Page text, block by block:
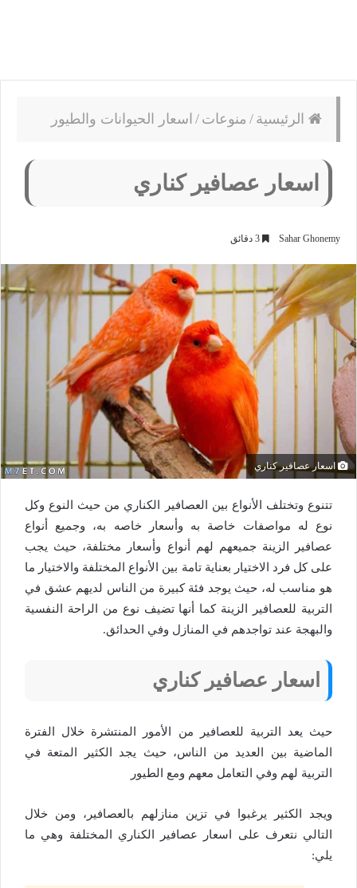
الرئيسية / منوعات / اسعار الحيوانات والطيور
اسعار عصافير كناري
Sahar Ghonemy
اسعار عصافير كناري
تتنوع وتختلف الأنواع بين العصافير الكناري من حيث النوع وكل
نوع له مواصفات خاصة به وأسعار خاصه به، وجميع أنواع
عصافير الزينة جميعهم لهم أنواع وأسعار مختلفة، حيث يجب
على كل فرد الاختيار بعناية تامة بين الأنواع المختلفة والاختيار ما
هو مناسب له، حيث يوجد فئة كبيرة من الناس لديهم عشق في
التربية للعصافير الزينة كما أنها تضيف نوع من الراحة النفسية
والبهجة عند تواجدهم في المنازل وفي الحدائق.
اسعار عصافير كناري
حيث يعد التربية للعصافير من الأمور المنتشرة خلال الفترة
الماضية بين العديد من الناس، حيث يجد الكثير المتعة في
التربية لهم وفي التعامل معهم ومع الطيور
ويجد الكثير يرغبوا في تزين منازلهم بالعصافير، ومن خلال
التالي نتعرف على اسعار عصافير الكناري المختلفة وهي ما
يلي: